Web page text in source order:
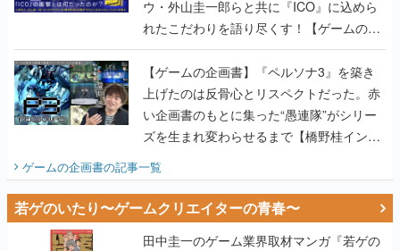
ウ・外山圭一郎らと共に『ICO』に込めら
れたこだわりを語り尽くす！【ゲームの企
画書】
【ゲームの企画書】『ペルソナ3』を築き
上げたのは反骨心とリスペクトだった。赤
い企画書のもとに集った“愚連隊”がシリー
ズを生まれ変わらせるまで【橋野桂インタ
ゲームの企画書の記事一覧
若ゲのいたり〜ゲームクリエイターの青春〜
田中圭一のゲーム業界取材マンガ『若ゲの